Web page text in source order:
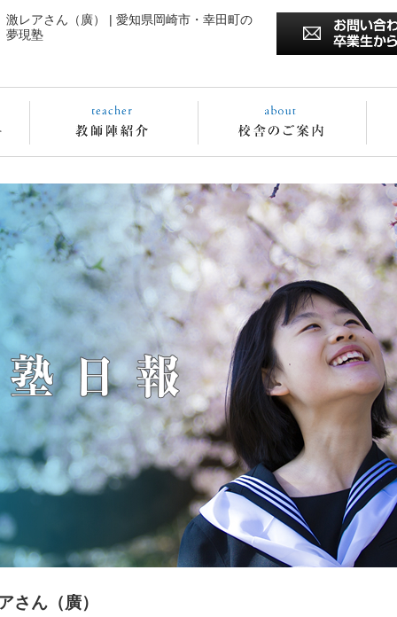
激レアさん（廣） | 愛知県岡崎市・幸田町の
夢現塾
さん（廣）